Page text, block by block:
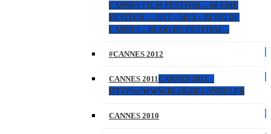
CANNES FILM FESTIVAL – 66 EME
FESTIVAL – 2012 – 2013 – BLOG DE
CANNES – BLOG DU FESTIVAL –
#CANNES 2012
CANNES 2011CANNES 2011 –
HTTPS://WWW.BLOGDECANNES.FR
CANNES 2010